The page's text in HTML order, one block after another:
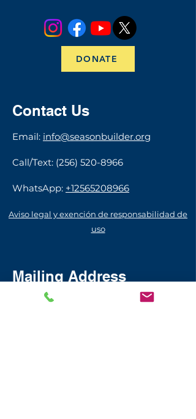
DONATE
Contact Us
​​​Email: info@seasonbuilder.org
Call/Text: (256) 520-8966
WhatsApp: +12565208966
Aviso legal y exención de responsabilidad de
uso
Mailing Address
111 Bienville St.